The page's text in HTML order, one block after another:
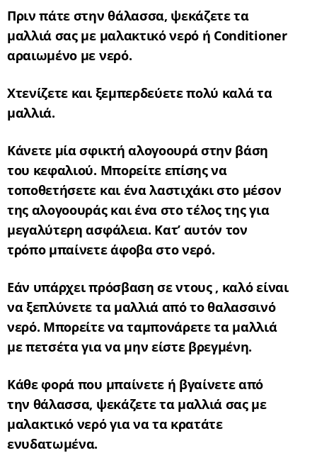
Πριν πάτε στην θάλασσα, ψεκάζετε τα
μαλλιά σας με μαλακτικό νερό ή Conditioner
αραιωμένο με νερό.
Χτενίζετε και ξεμπερδεύετε πολύ καλά τα
μαλλιά.
Κάνετε μία σφικτή αλογοουρά στην βάση
του κεφαλιού. Μπορείτε επίσης να
τοποθετήσετε και ένα λαστιχάκι στο μέσον
της αλογοουράς και ένα στο τέλος της για
μεγαλύτερη ασφάλεια. Κατ’ αυτόν τον
τρόπο μπαίνετε άφοβα στο νερό.
Εάν υπάρχει πρόσβαση σε ντους , καλό είναι
να ξεπλύνετε τα μαλλιά από το θαλασσινό
νερό. Μπορείτε να ταμπονάρετε τα μαλλιά
με πετσέτα για να μην είστε βρεγμένη.
Κάθε φορά που μπαίνετε ή βγαίνετε από
την θάλασσα, ψεκάζετε τα μαλλιά σας με
μαλακτικό νερό για να τα κρατάτε
ενυδατωμένα.